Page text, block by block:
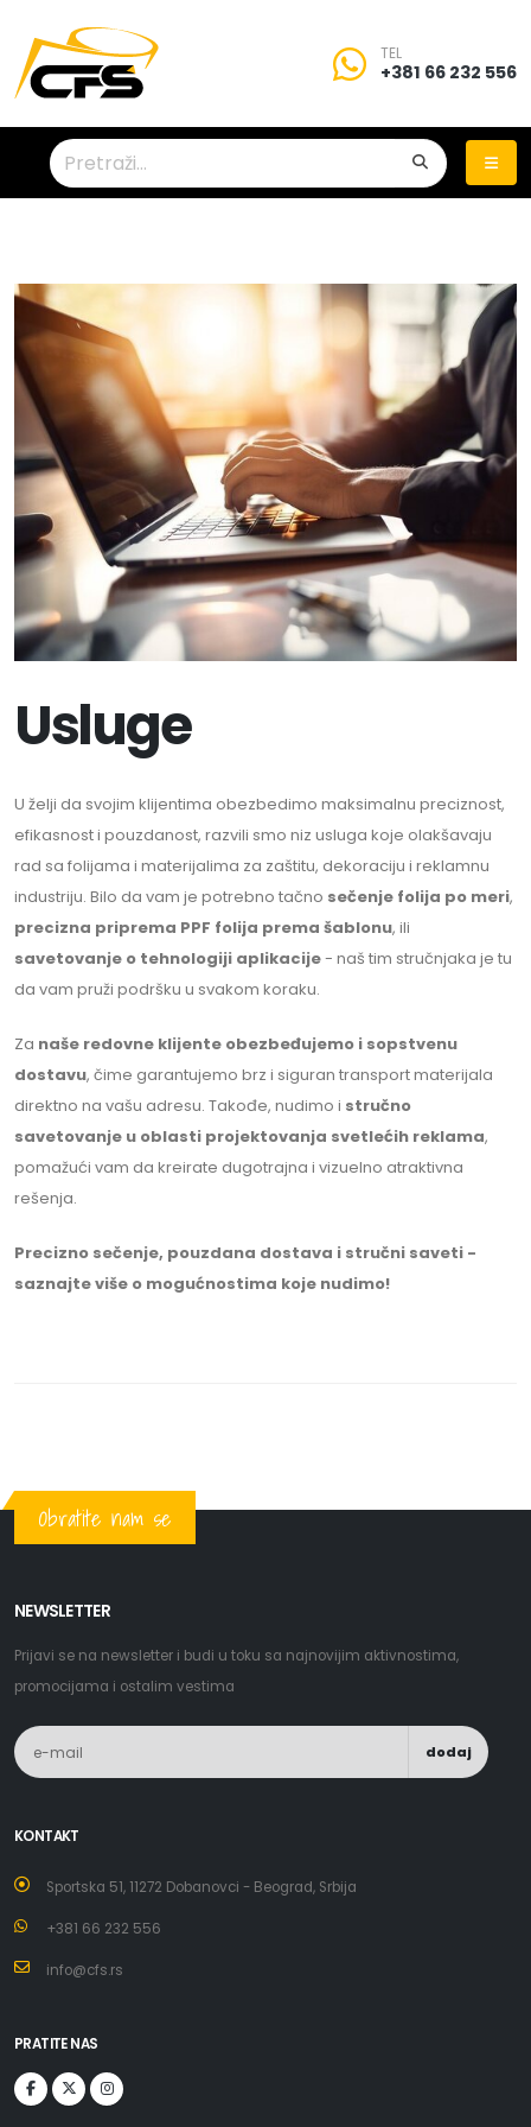
TEL
+381 66 232 556
Usluge
U želji da svojim klijentima obezbedimo maksimalnu preciznost,
efikasnost i pouzdanost, razvili smo niz usluga koje olakšavaju
rad sa folijama i materijalima za zaštitu, dekoraciju i reklamnu
industriju. Bilo da vam je potrebno tačno sečenje folija po meri,
precizna priprema PPF folija prema šablonu, ili
savetovanje o tehnologiji aplikacije- naš tim stručnjaka je tu
da vam pruži podršku u svakom koraku.
Za naše redovne klijente obezbeđujemo i sopstvenu
dostavu, čime garantujemo brz i siguran transport materijala
direktno na vašu adresu. Takođe, nudimo i stručno
savetovanje u oblasti projektovanja svetlećih reklama,
pomažući vam da kreirate dugotrajna i vizuelno atraktivna
rešenja.
Precizno sečenje, pouzdana dostava i stručni saveti -
saznajte više o mogućnostima koje nudimo!
Obratite nam se
NEWSLETTER
Prijavi se na newsletter i budi u toku sa najnovijim aktivnostima,
promocijama i ostalim vestima
dodaj
KONTAKT
Sportska 51, 11272 Dobanovci - Beograd, Srbija
+381 66 232 556
info@cfs.rs
PRATITE NAS